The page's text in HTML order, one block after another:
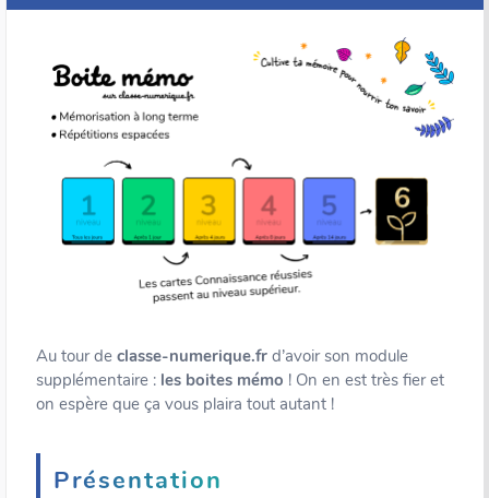
Au tour de classe-numerique.fr d’avoir son module
supplémentaire : les boites mémo ! On en est très fier et
on espère que ça vous plaira tout autant !
Présentation